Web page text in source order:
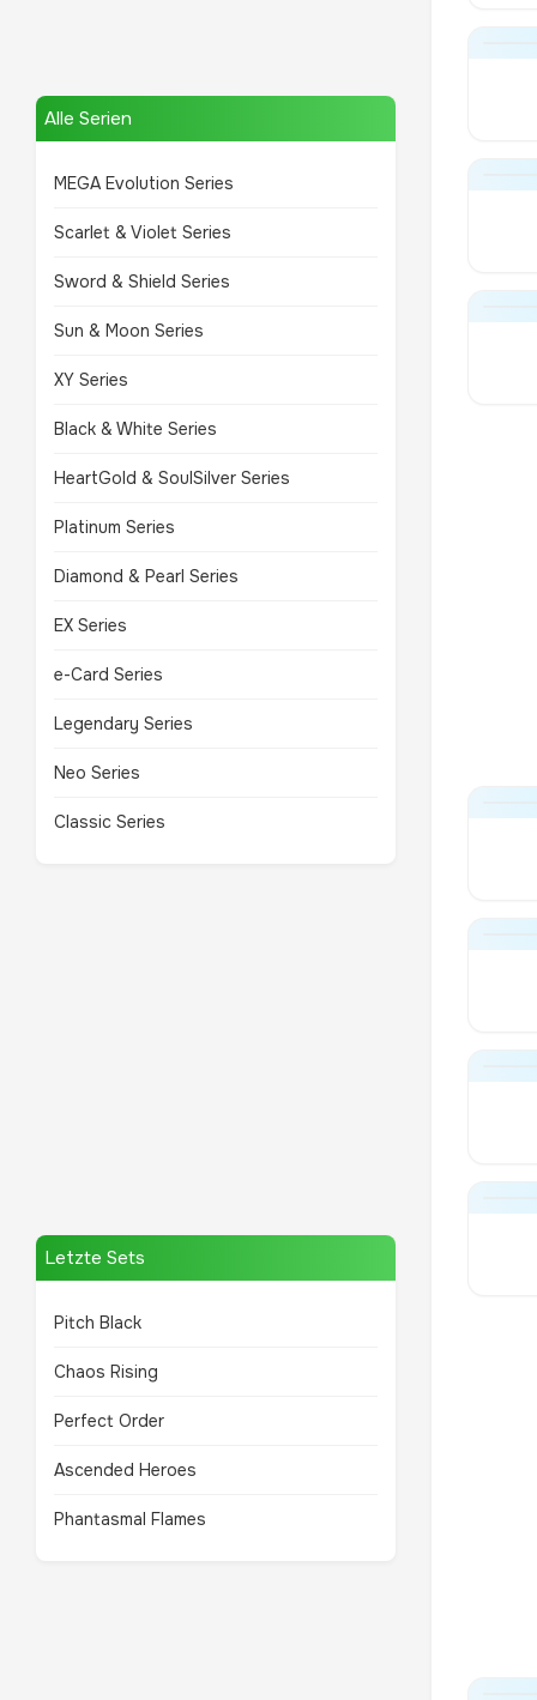
Alle Serien
MEGA Evolution Series
Scarlet & Violet Series
Sword & Shield Series
Sun & Moon Series
XY Series
Black & White Series
HeartGold & SoulSilver Series
Platinum Series
Diamond & Pearl Series
EX Series
e-Card Series
Legendary Series
Neo Series
Classic Series
Letzte Sets
Pitch Black
Chaos Rising
Perfect Order
Ascended Heroes
Phantasmal Flames